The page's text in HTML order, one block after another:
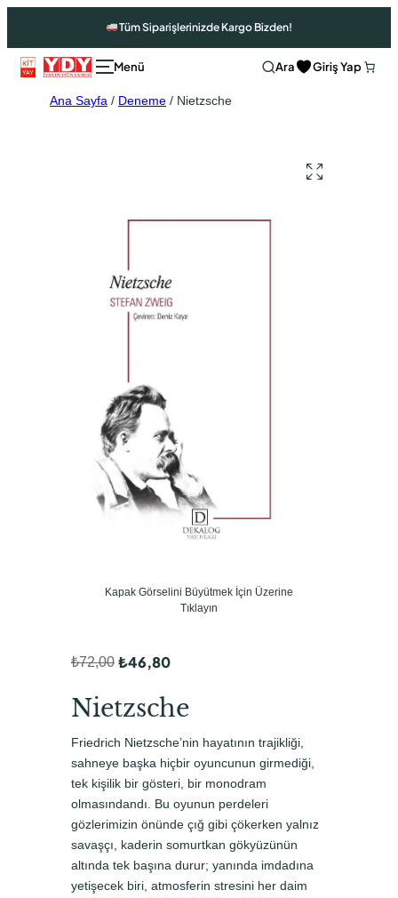
Tüm Siparişlerinizde Kargo Bizden!
Ara Giriş Yap
Ana Sayfa / Deneme / Nietzsche
Kapak Görselini Büyütmek İçin Üzerine
Tıklayın
₺72,00
r
i
n
a
l
f
₺46,80
u
d
a
k
i
f
Nietzsche
Friedrich Nietzsche’nin hayatının trajikliği,
sahneye başka hiçbir oyuncunun girmediği,
tek kişilik bir gösteri, bir monodram
olmasındandı. Bu oyunun perdeleri
gözlerimizin önünde çığ gibi çökerken yalnız
savaşçı, kaderin somurtkan gökyüzünün
altında tek başına durur; yanında imdadına
yetişecek biri, atmosferin stresini her daim